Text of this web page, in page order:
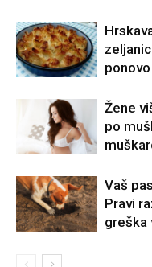
ponovo
Žene
po
Vaš
Pravi
greška